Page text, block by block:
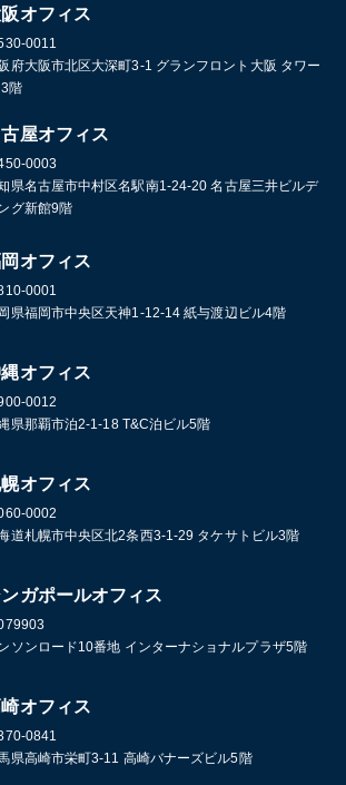
オフィス
0011
府大阪市北区大深町3-1 グランフロント大阪 タワー
階
屋オフィス
0003
県名古屋市中村区名駅南1-24-20 名古屋三井ビルデ
グ新館9階
オフィス
0001
県福岡市中央区天神1-12-14 紙与渡辺ビル4階
オフィス
0012
県那覇市泊2-1-18 T&C泊ビル5階
オフィス
0002
道札幌市中央区北2条西3-1-29 タケサトビル3階
ガポールオフィス
ソンロード10番地 インターナショナルプラザ5階
オフィス
0841
県高崎市栄町3-11 高崎バナーズビル5階